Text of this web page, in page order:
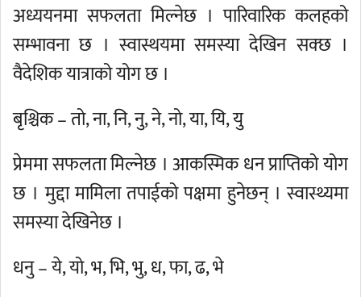
अध्ययनमा सफलता मिल्नेछ । पारिवारिक कलहको
सम्भावना छ । स्वास्थयमा समस्या देखिन सक्छ ।
वैदेशिक यात्राको योग छ ।
बृश्चिक – तो, ना, नि, नु, ने, नो, या, यि, यु
प्रेममा सफलता मिल्नेछ । आकस्मिक धन प्राप्तिको योग
छ । मुद्दा मामिला तपाईको पक्षमा हुनेछन् । स्वास्थ्यमा
समस्या देखिनेछ ।
धनु – ये, यो, भ, भि, भु, ध, फा, ढ, भे